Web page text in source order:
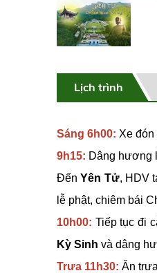
Lịch trình
Sáng 6h00: Xe đón
9h15: Dâng hương
ĐếnYên Tử, HDV
lễ phật, chiêm bái
10h00: Tiếp tục đi
Kỳ Sinh và dâng
Trưa 11h30: Ăn